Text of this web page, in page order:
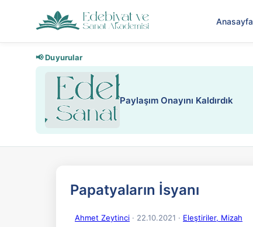
Anasayfa
📢 Duyurular
Paylaşım Onayını Kaldırdık
Papatyaların İsyanı
Ahmet Zeytinci · 22.10.2021 · Eleştiriler, Mizah